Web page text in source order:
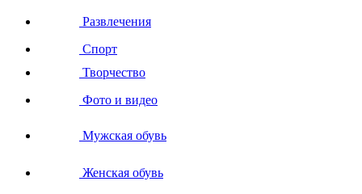
Развлечения
Спорт
Творчество
Фото и видео
Мужская обувь
Женская обувь